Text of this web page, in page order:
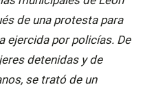
de una protesta para
ejercida por policías. De
detenidas y de
se trató de un